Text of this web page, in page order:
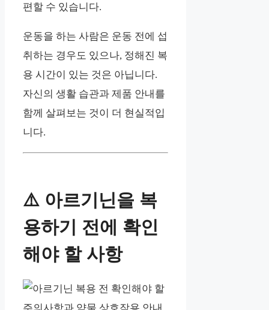
편할 수 있습니다.
운동을 하는 사람은 운동 전에 섭
취하는 경우도 있으나, 정해진 복
용 시간이 있는 것은 아닙니다.
자신의 생활 습관과 제품 안내를
함께 살펴보는 것이 더 현실적입
니다.
⚠️ 아르기닌을 복
용하기 전에 확인
해야 할 사항